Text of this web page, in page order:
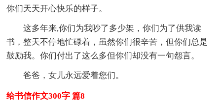
你们天天开心快乐的样子。
这多年来,你们为我吵了多少架，你们为了供我读
书，整天不停地忙碌着，虽然你们很辛苦，但你们总是
鼓励我。你们付出了这么多但你们却没有一句怨言。
爸爸，女儿永远爱着您们。
给书信作文300字 篇8